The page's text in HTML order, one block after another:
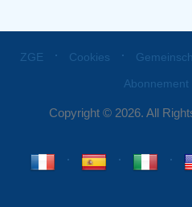
ZGE ⋅ Cookies ⋅
Abonnement
Copyright © 2026. All
⋅ ⋅ ⋅